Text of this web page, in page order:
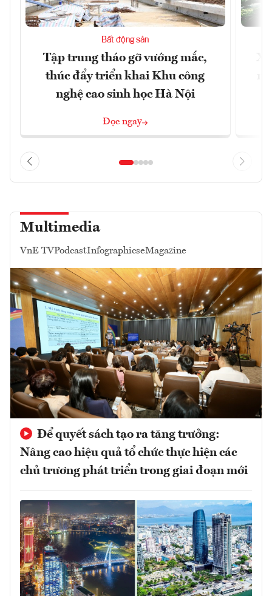
Bất động sản
Tập trung tháo gỡ vướng mắc,
thúc đẩy triển khai Khu công
nghệ cao sinh học Hà Nội
Đọc ngay
Multimedia
VnE TVPodcastInfographicseMagazine
Để quyết sách tạo ra tăng trưởng:
Nâng cao hiệu quả tổ chức thực hiện các
chủ trương phát triển trong giai đoạn mới